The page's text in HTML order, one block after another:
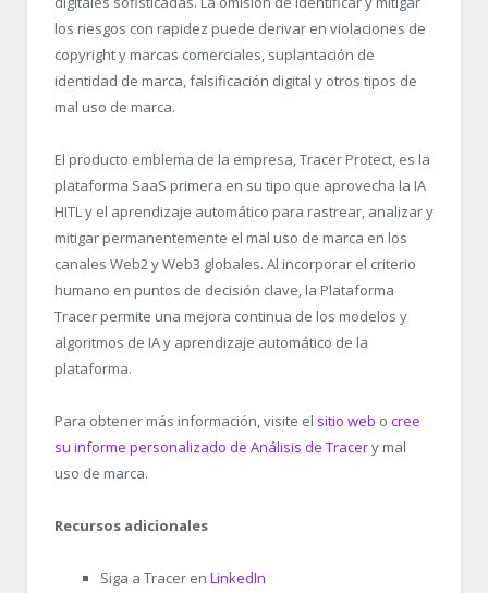
los riesgos con rapidez puede derivar en violaciones de
copyright y marcas comerciales, suplantación de
identidad de marca, falsificación digital y otros tipos de
mal uso de marca.
El producto emblema de la empresa, Tracer Protect, es la
plataforma SaaS primera en su tipo que aprovecha la IA
HITL y el aprendizaje automático para rastrear, analizar y
mitigar permanentemente el mal uso de marca en los
canales Web2 y Web3 globales. Al incorporar el criterio
humano en puntos de decisión clave, la Plataforma
Tracer permite una mejora continua de los modelos y
algoritmos de IA y aprendizaje automático de la
plataforma.
Para obtener más información, visite el sitio web o cree
su informe personalizado de Análisis de Tracery mal
uso de marca.
Recursos adicionales
Siga a Tracer en LinkedIn